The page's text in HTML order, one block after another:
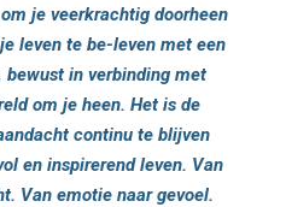
om je veerkrachtig doorheen
leven te be-leven met een
in verbinding met
om je heen. Het is de
continu te blijven
en inspirerend leven. Van
Van emotie naar gevoel.